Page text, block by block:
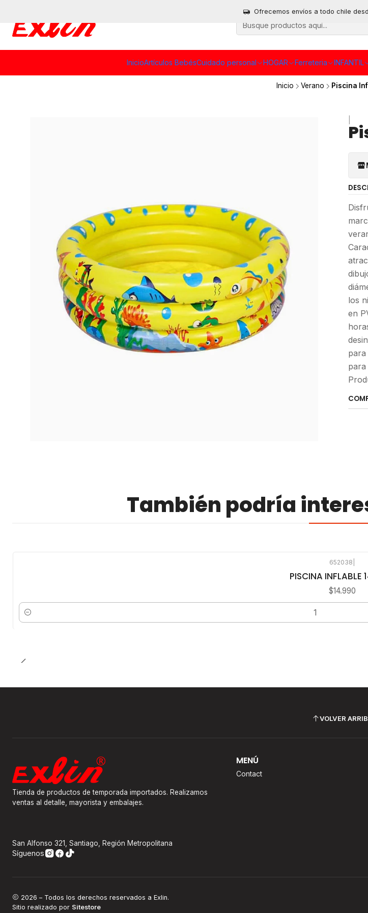
InicioArtículos BebésCuidado personal HOGAR Ferreteria INFANTIL
Ofrecemos envíos a todo chile
Inicio Verano Piscina
los
en
También podría
652038
PISCINA INFLABLE
$14.990
Cantidad
VOLVER
Tienda de productos de temporada importados. Realizamos
ventas al detalle, mayorista y embalajes.
San Alfonso 321, Santiago, Región Metropolitana
Síguenos
MENÚ
Contact
2026 – Todos los derechos reservados a Exlin.
Sitio realizado por Sitestore